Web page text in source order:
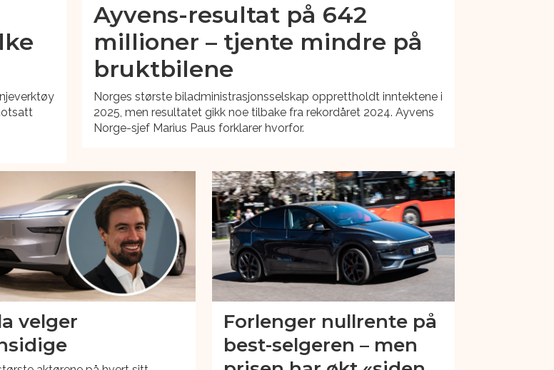
Ayvens-resultat på 642
millioner – tjente mindre på
bruktbilene
Norges største biladministrasjonsselskap opprettholdt inntektene i
2025, men resultatet gikk noe tilbake fra rekordåret 2024. Ayvens
Norge-sjef Marius Paus forklarer hvorfor.
velger
Forlenger nullrente på
best-selgeren – men